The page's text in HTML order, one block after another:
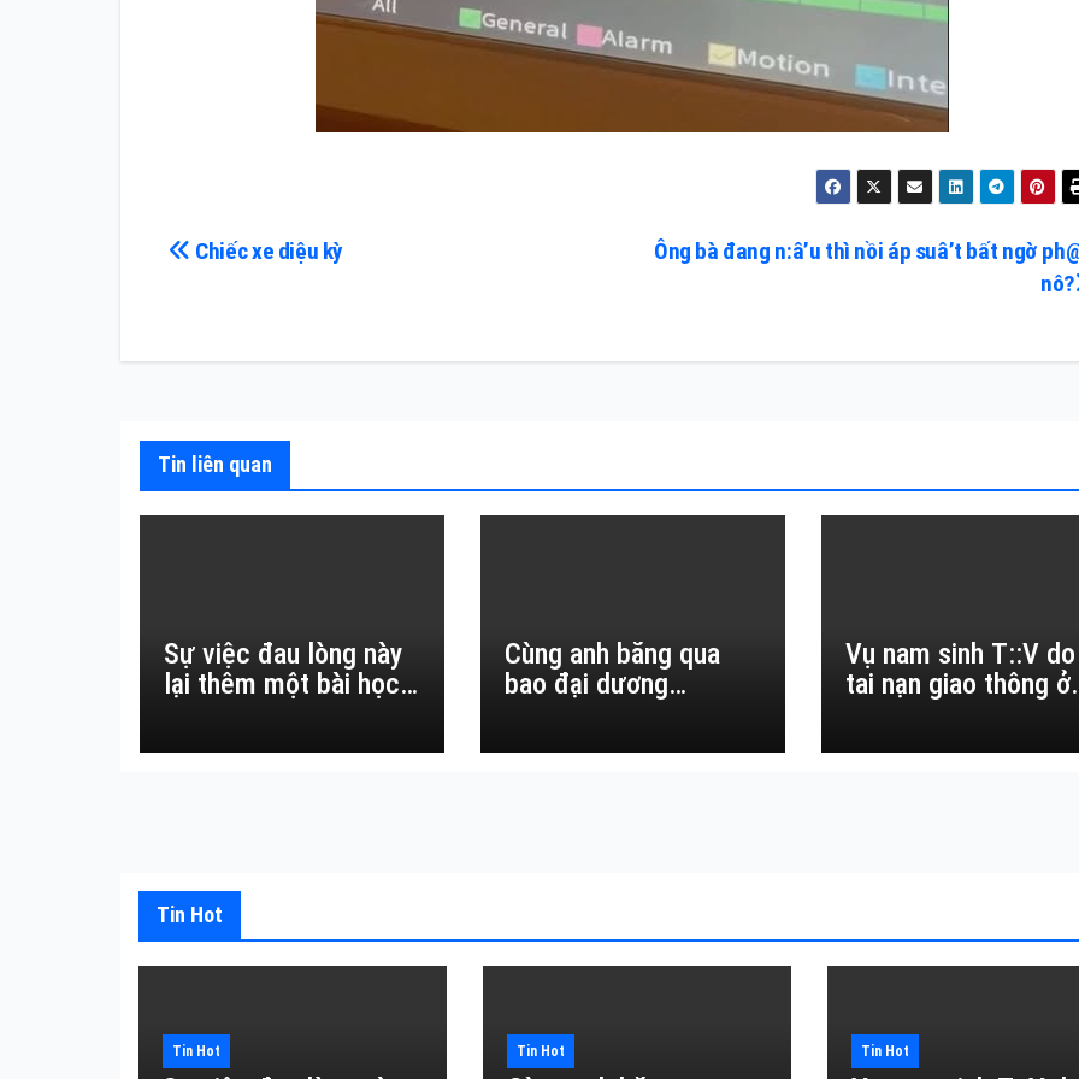
Điều
bài
Ông bà đang n:â’u thì nồi áp suâ’t bất ngờ
nô?
Chiếc xe diệu kỳ
Tin liên quan
Sự việc đau lòng này
lại thêm một bài học
thường.
Cùng anh băng qua
bao đại dương…
Vụ nam sinh T::V do
tai nạn giao thông ở
Tin Hot
Tin Hot Tin Hot Tin Hot